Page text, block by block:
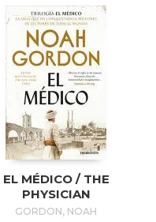
EL MÉDICO / THE
PHYSICIAN
GORDON, NOAH